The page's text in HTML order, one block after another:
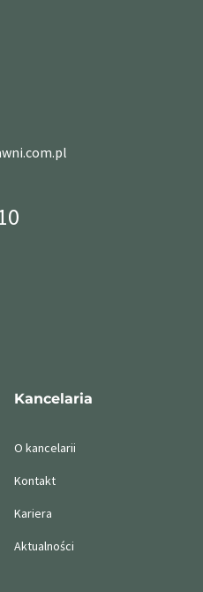
Kancelaria
O kancelarii
Kontakt
Kariera
Aktualności